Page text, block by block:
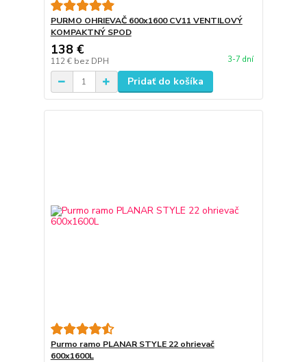
PURMO OHRIEVAČ 600x1600 CV11 VENTILOVÝ
KOMPAKTNÝ SPOD
138 €
112 € bez DPH 3-7 dní
Pridať do košíka
Purmo ramo PLANAR STYLE 22 ohrievač
600x1600L